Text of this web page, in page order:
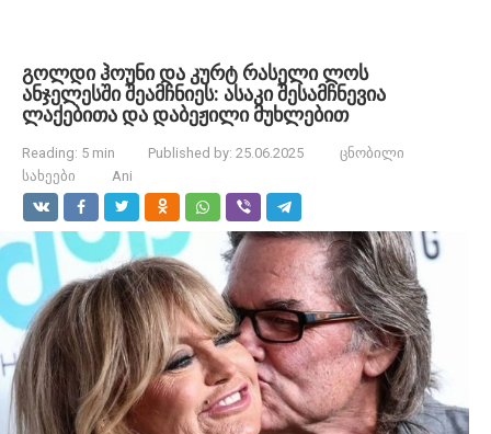
გოლდი ჰოუნი და კურტ რასელი ლოს
ანჯელესში შეამჩნიეს: ასაკი შესამჩნევია
ლაქებითა და დაბეჟილი მუხლებით
Reading: 5 min Published by: 25.06.2025
ცნობილი
სახეები
Ani